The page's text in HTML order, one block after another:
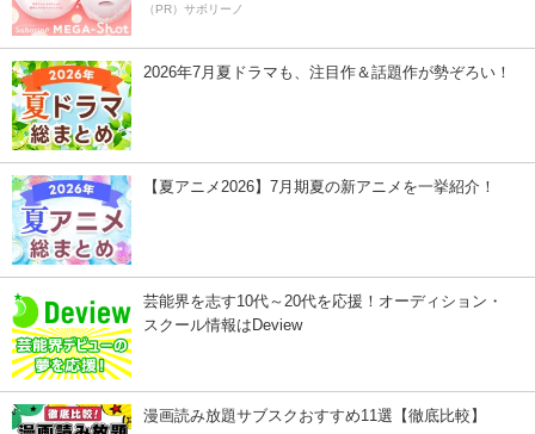
（PR）サボリーノ
2026年7月夏ドラマも、注目作＆話題作が勢ぞろい！
【夏アニメ2026】7月期夏の新アニメを一挙紹介！
芸能界を志す10代～20代を応援！オーディション・
スクール情報はDeview
漫画読み放題サブスクおすすめ11選【徹底比較】